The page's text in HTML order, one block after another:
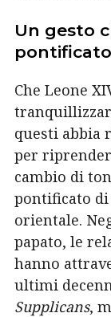
Un gesto
Che Leone
questi abbia
per
cambio di
pontificato di
orientale.
papato, le
hanno
ultimi
Supplicans,